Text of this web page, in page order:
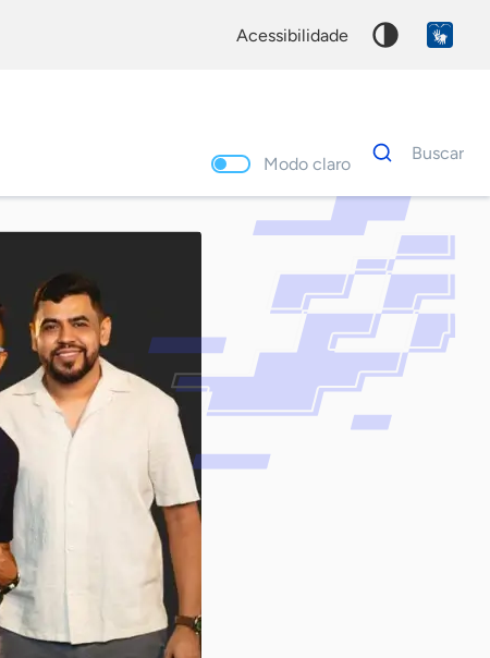
acessibilidade
Modo claro
Dados
para
Buscar
Palavra
chave